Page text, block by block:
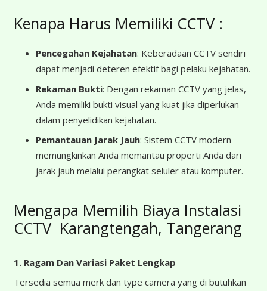
Kenapa Harus Memiliki CCTV :
Pencegahan Kejahatan: Keberadaan CCTV sendiri
dapat menjadi deteren efektif bagi pelaku kejahatan.
Rekaman Bukti: Dengan rekaman CCTV yang jelas,
Anda memiliki bukti visual yang kuat jika diperlukan
dalam penyelidikan kejahatan.
Pemantauan Jarak Jauh: Sistem CCTV modern
memungkinkan Anda memantau properti Anda dari
jarak jauh melalui perangkat seluler atau komputer.
Mengapa Memilih Biaya Instalasi
CCTV Karangtengah, Tangerang
1. Ragam Dan Variasi Paket Lengkap
Tersedia semua merk dan type camera yang di butuhkan